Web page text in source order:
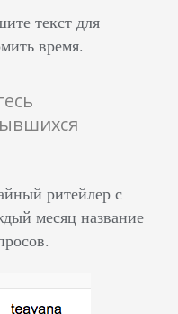
текст для
время.
ритейлер с
месяц название